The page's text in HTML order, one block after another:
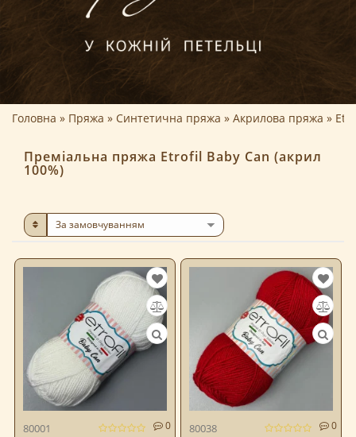
Головна Пряжа Синтетична пряжа Акрилова пряжа
Преміальна пряжа Etrofil Baby Can (акрил
100%)
80001 0 80038 0